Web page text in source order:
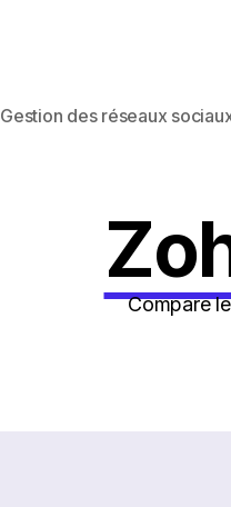
Gestion des réseaux
Compare